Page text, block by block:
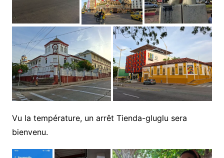
Vu la température, un arrêt Tienda-gluglu sera
bienvenu.